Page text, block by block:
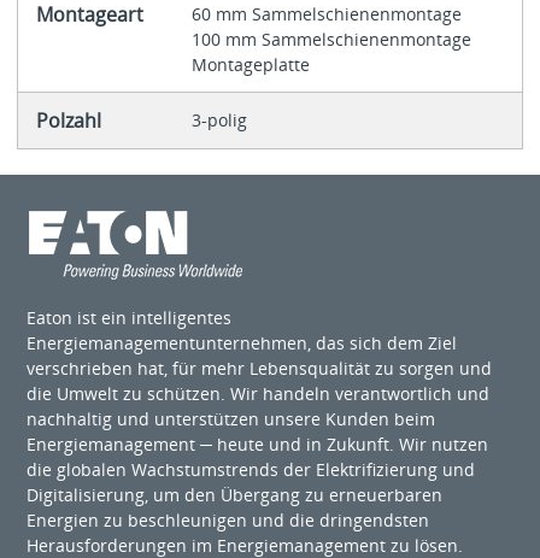
Montageart
60 mm Sammelschienenmontage
100 mm Sammelschienenmontage
Montage­platte
Polzahl 3-polig
Eaton ist ein intelligentes
Energiemanagementunternehmen, das sich dem Ziel
verschrieben hat, für mehr Lebensqualität zu sorgen und
die Umwelt zu schützen. Wir handeln verantwortlich und
nachhaltig und unterstützen unsere Kunden beim
Energiemanagement ─ heute und in Zukunft. Wir nutzen
die globalen Wachstumstrends der Elektrifizierung und
Digitalisierung, um den Übergang zu erneuerbaren
Energien zu beschleunigen und die dringendsten
Herausforderungen im Energiemanagement zu lösen.